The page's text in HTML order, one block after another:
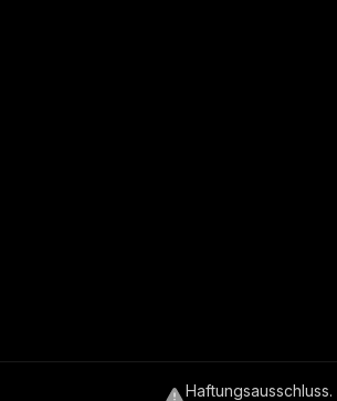
Haftungsausschluss.